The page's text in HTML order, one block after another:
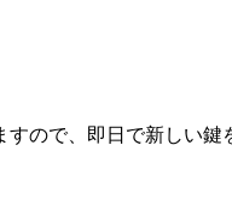
ので、即日で新しい鍵